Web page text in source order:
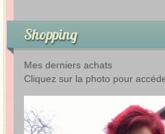
Shopping
Mes derniers achats
Cliquez sur la photo pour